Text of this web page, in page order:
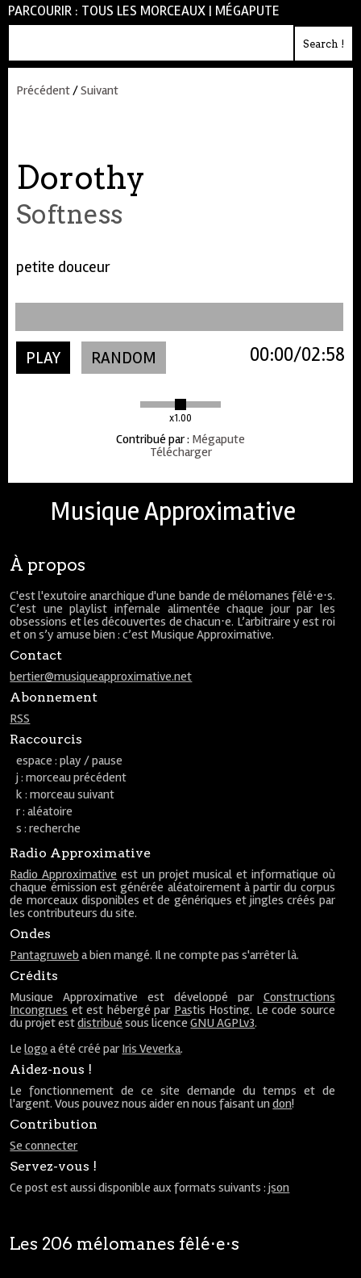
PARCOURIR : TOUS LES MORCEAUX | MÉGAPUTE
Précédent/Suivant
Dorothy
Softness
petite douceur
PLAY RANDOM
x1.00
02:58
00:00
Contribué par: Mégapute
Télécharger
Musique Approximative
À propos
C'est l'exutoire anarchique d'une bande de mélomanes fêlé⋅e⋅s.
C’est une playlist infernale alimentée chaque jour par les
obsessions et les découvertes de chacun⋅e. L’arbitraire y est roi
et on s’y amuse bien : c’est Musique Approximative.
Contact
bertier@musiqueapproximative.net
Abonnement
RSS
Raccourcis
espace : play / pause
j : morceau précédent
k : morceau suivant
r : aléatoire
s : recherche
Radio Approximative
Radio Approximative est un projet musical et informatique où
chaque émission est générée aléatoirement à partir du corpus
de morceaux disponibles et de génériques et jingles créés par
les contributeurs du site.
Ondes
Pantagruweb a bien mangé. Il ne compte pas s'arrêter là.
Crédits
Musique Approximative est développé par Constructions
Incongrues et est hébergé par Pastis Hosting. Le code source
du projet estdistribué sous licenceGNU AGPLv3.
Lelogo a été créé par Iris Veverka.
Aidez-nous !
Le fonctionnement de ce site demande du temps et de
l'argent. Vous pouvez nous aider en nous faisant undon!
Contribution
Se connecter
Servez-vous !
Ce post est aussi disponible aux formats suivants :json
Les 206 mélomanes fêlé⋅e⋅s